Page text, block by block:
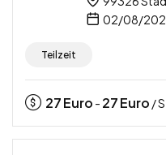
02/08/
Teilzeit
27Euro - 27Euro /